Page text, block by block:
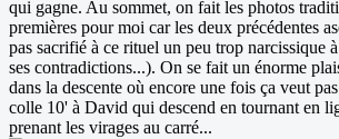
qui gagne. Au sommet, on fait les photos
premières pour moi car les deux précédentes
pas sacrifié à ce rituel un peu trop narcissique
ses contradictions...). On se fait un énorme
dans la descente où encore une fois ça veut
colle 10' à David qui descend en tournant en
prenant les virages au carré...